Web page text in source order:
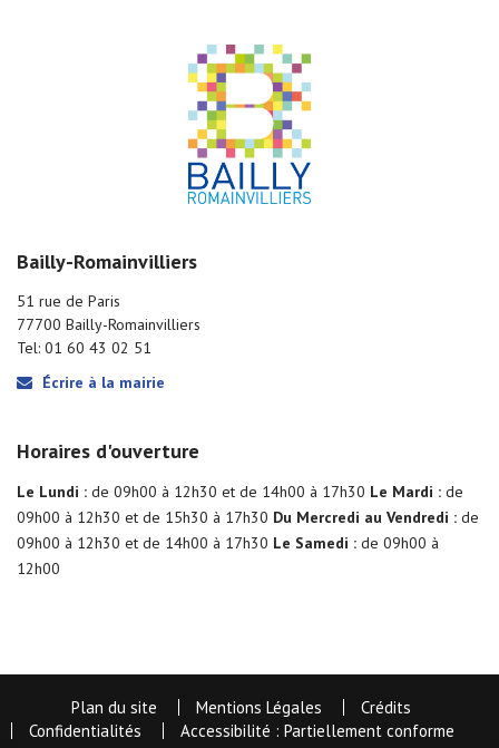
Bailly-Romainvilliers
51 rue de Paris
77700 Bailly-Romainvilliers
Tel: 01 60 43 02 51
Écrire à la mairie
Horaires d'ouverture
Le Lundi : de 09h00 à 12h30 et de 14h00 à 17h30 Le Mardi : de
09h00 à 12h30 et de 15h30 à 17h30 Du Mercredi au Vendredi : de
09h00 à 12h30 et de 14h00 à 17h30 Le Samedi : de 09h00 à
12h00
Plan du site Mentions Légales
Crédits
Confidentialités
Accessibilité : Partiellement conforme